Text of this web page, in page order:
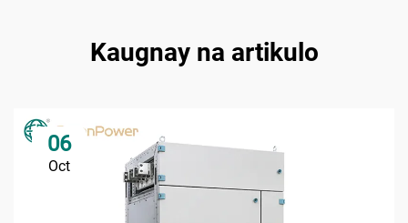
Kaugnay na artikulo
06
Oct